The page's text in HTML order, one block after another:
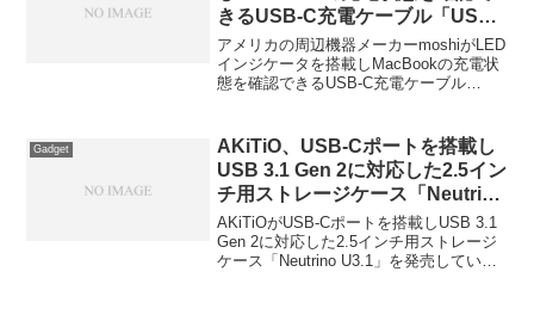
きるUSB-C充電ケーブル「USB-
C Charge Cable」を発表。
アメリカの周辺機器メーカーmoshiがLED
インジケータを搭載しMacBookの充電状
態を確認できるUSB-C充電ケーブル
Gadget
AKiTiO、USB-Cポートを搭載し
USB 3.1 Gen 2に対応した2.5イン
チ用ストレージケース「Neutrino
U3.1」を発表。
AKiTiOがUSB-Cポートを搭載しUSB 3.1
Gen 2に対応した2.5インチ用ストレージ
ケース「Neutrino U3.1」を発売していま